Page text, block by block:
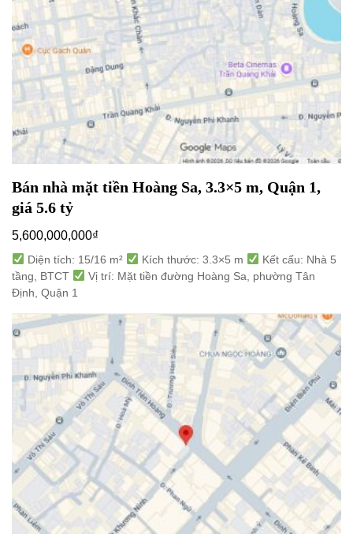
Bán nhà mặt tiền Hoàng Sa, 3.3×5 m, Quận 1,
giá 5.6 tỷ
5,600,000,000₫
Diện tích: 15/16 m² Kích thước: 3.3×5 m
Kết cấu: Nhà 5
tầng, BTCT
Vị trí: Mặt tiền đường Hoàng Sa, phường Tân
Định, Quận 1